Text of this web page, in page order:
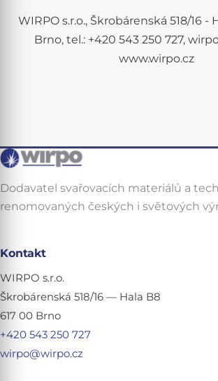
WIRPO s.r.o., Škrobárenská 518/16 -
Brno, tel.: +420 543 250 727,
www.wirpo.cz
Dodavatel svařovacích materiálů a
renomovaných českých i světových
Kontakt
WIRPO s.r.o.
Škrobárenská 518/16 — Hala B8
617 00 Brno
+420 543 250 727
wirpo@wirpo.cz